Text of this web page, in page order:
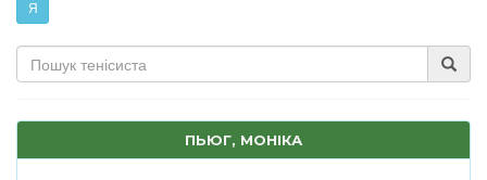
Я
ПЬЮГ, МОНІКА